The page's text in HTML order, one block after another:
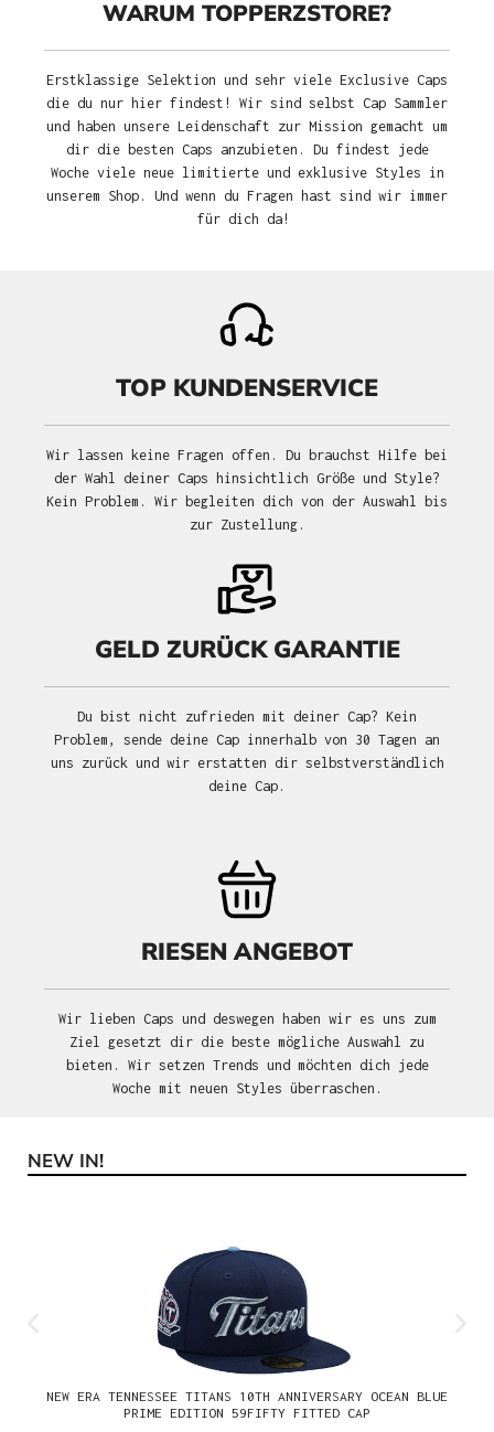
WARUM TOPPERZSTORE?
Erstklassige Selektion und sehr viele Exclusive Caps
die du nur hier findest! Wir sind selbst Cap Sammler
und haben unsere Leidenschaft zur Mission gemacht um
dir die besten Caps anzubieten. Du findest jede
Woche viele neue limitierte und exklusive Styles in
unserem Shop. Und wenn du Fragen hast sind wir immer
für dich da!
TOP KUNDENSERVICE
Wir lassen keine Fragen offen. Du brauchst Hilfe bei
der Wahl deiner Caps hinsichtlich Größe und Style?
Kein Problem. Wir begleiten dich von der Auswahl bis
zur Zustellung.
GELD ZURÜCK GARANTIE
Du bist nicht zufrieden mit deiner Cap? Kein
Problem, sende deine Cap innerhalb von 30 Tagen an
uns zurück und wir erstatten dir selbstverständlich
deine Cap.
RIESEN ANGEBOT
Wir lieben Caps und deswegen haben wir es uns zum
Ziel gesetzt dir die beste mögliche Auswahl zu
bieten. Wir setzen Trends und möchten dich jede
Woche mit neuen Styles überraschen.
Produktgalerie überspringen
NEW IN!
NEW ERA TENNESSEE TITANS 10TH ANNIVERSARY OCEAN BLUE
PRIME EDITION 59FIFTY FITTED CAP